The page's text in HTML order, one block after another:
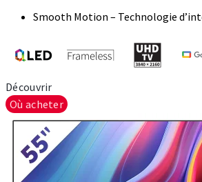
Smooth Motion – Technologie
Découvrir
Où acheter